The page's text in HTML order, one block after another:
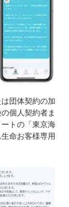
団体契約の加
個人契約者ま
トの「 東京海
命お客様専用